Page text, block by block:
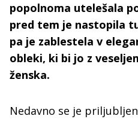
popolnoma utelešala
pred tem je nastopila
pa je zablestela v
obleki, ki bi jo z
ženska.
Nedavno se je